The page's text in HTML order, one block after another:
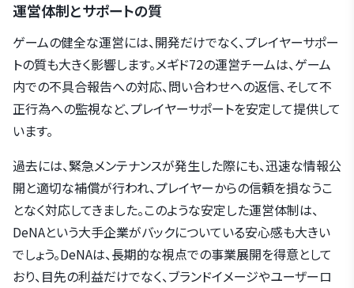
運営体制とサポートの質
ゲームの健全な運営には、開発だけでなく、プレイヤーサポー
トの質も大きく影響します。メギド72の運営チームは、ゲーム
内での不具合報告への対応、問い合わせへの返信、そして不
正行為への監視など、プレイヤーサポートを安定して提供して
います。
過去には、緊急メンテナンスが発生した際にも、迅速な情報公
開と適切な補償が行われ、プレイヤーからの信頼を損なうこ
となく対応してきました。このような安定した運営体制は、
DeNAという大手企業がバックについている安心感も大きい
でしょう。DeNAは、長期的な視点での事業展開を得意として
おり、目先の利益だけでなく、ブランドイメージやユーザーロ